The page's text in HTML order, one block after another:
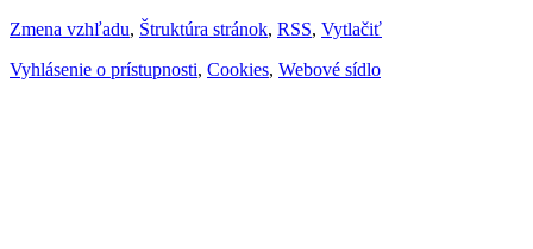
Zmena vzhľadu, Štruktúra stránok, RSS, Vytlačiť
Vyhlásenie o prístupnosti, Cookies, Webové sídlo